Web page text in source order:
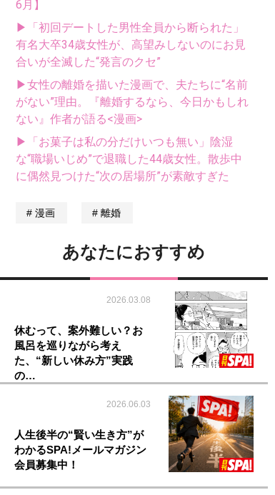
6月】
▶「初回デートした男性全員から断られた」
有名大卒34歳女性が、高望みしないのにお見
合いが全滅した“発言のクセ”
▶女性の離婚を描いた漫画で、夫たちに“名前
がない”理由。『離婚するなら、今日かもしれ
ない』作者が語る<漫画>
▶「お菓子は私の分だけいつも無い」陰湿
な“職場いじめ”で退職した44歳女性。散歩中
に偶然見つけた“次の居場所”が素敵すぎた
漫画 離婚
あなたにおすすめ
2026.03.08
休むって、案外難しい？お
風呂を巡りながら考え
た、“新しい休み方”実践
の…
2026.06.03
人生後半の“賢い生き方”が
わかるSPA!メールマガジン
会員募集中！